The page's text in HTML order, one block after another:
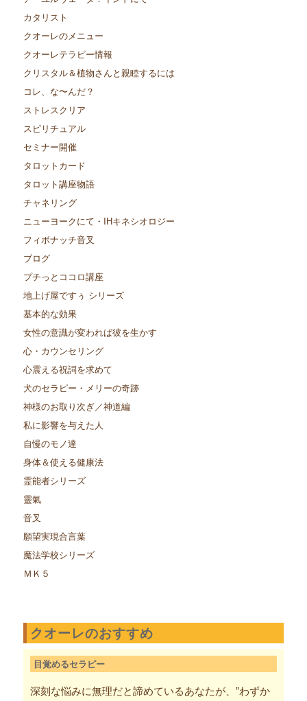
カタリスト
クオーレのメニュー
クオーレテラピー情報
クリスタル＆植物さんと親睦するには
コレ、な〜んだ？
ストレスクリア
スピリチュアル
セミナー開催
タロットカード
タロット講座物語
チャネリング
ニューヨークにて・IHキネシオロジー
フィボナッチ音叉
ブログ
プチっとココロ講座
地上げ屋ですぅ シリーズ
基本的な効果
女性の意識が変われば彼を生かす
心・カウンセリング
心震える祝詞を求めて
犬のセラピー・メリーの奇跡
神様のお取り次ぎ／神道編
私に影響を与えた人
自慢のモノ達
身体＆使える健康法
霊能者シリーズ
靈氣
音叉
願望実現合言葉
魔法学校シリーズ
ＭＫ５
クオーレのおすすめ
目覚めるセラピー
深刻な悩みに無理だと諦めているあなたが、”わずか